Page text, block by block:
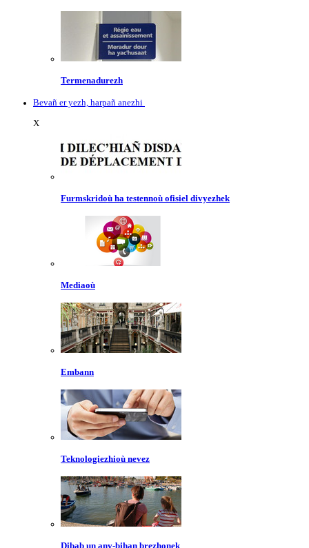
Termenadurezh
Bevañ er yezh, harpañ anezhi
X
Furmskridoù ha testennoù ofisiel divyezhek
Mediaoù
Embann
Teknologiezhioù nevez